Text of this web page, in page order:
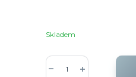
Skladem